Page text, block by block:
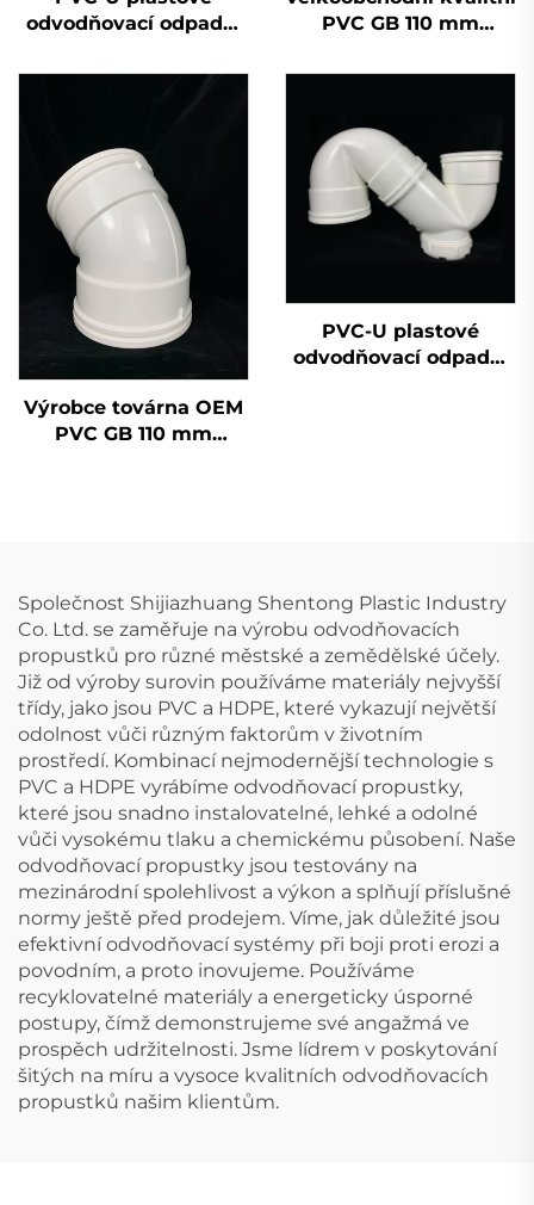
odvodňovací odpadní
dvojitá zásuvka
PVC GB 110 mm
křížová trubka UPVC
hlavice 50 mm 200
mm 2 palce
Výrobce továrna OEM
PVC GB 110 mm
PVC-U plastové
odvodňovací odpadní
Společnost Shijiazhuang Shentong Plastic Industry
Co. Ltd. se zaměřuje na výrobu odvodňovacích
propustků pro různé městské a zemědělské účely.
Již od výroby surovin používáme materiály nejvyšší
třídy, jako jsou PVC a HDPE, které vykazují největší
odolnost vůči různým faktorům v životním
prostředí. Kombinací nejmodernější technologie s
PVC a HDPE vyrábíme odvodňovací propustky,
které jsou snadno instalovatelné, lehké a odolné
vůči vysokému tlaku a chemickému působení. Naše
odvodňovací propustky jsou testovány na
mezinárodní spolehlivost a výkon a splňují příslušné
normy ještě před prodejem. Víme, jak důležité jsou
efektivní odvodňovací systémy při boji proti erozi a
povodním, a proto inovujeme. Používáme
recyklovatelné materiály a energeticky úsporné
postupy, čímž demonstrujeme své angažmá ve
prospěch udržitelnosti. Jsme lídrem v poskytování
šitých na míru a vysoce kvalitních odvodňovacích
propustků našim klientům.